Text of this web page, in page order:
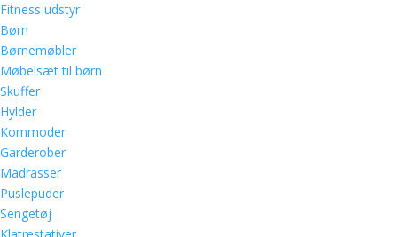
Fitness udstyr
Børn
Børnemøbler
Møbelsæt til børn
Skuffer
Hylder
Kommoder
Garderober
Madrasser
Puslepuder
Sengetøj